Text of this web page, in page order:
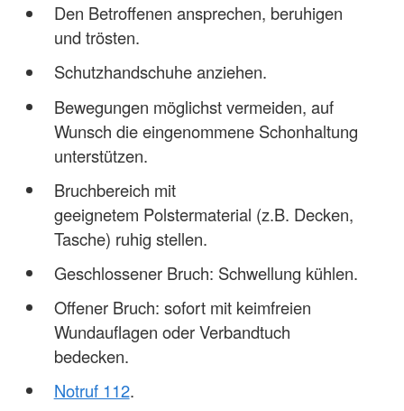
Den Betroffenen ansprechen, beruhigen
und trösten.
Schutzhandschuhe anziehen.
Bewegungen möglichst vermeiden, auf
Wunsch die eingenommene Schonhaltung
unterstützen.
Bruchbereich mit
geeignetem Polstermaterial (z.B. Decken,
Tasche) ruhig stellen.
Geschlossener Bruch: Schwellung kühlen.
Offener Bruch: sofort mit keimfreien
Wundauflagen oder Verbandtuch
bedecken.
Notruf 112.